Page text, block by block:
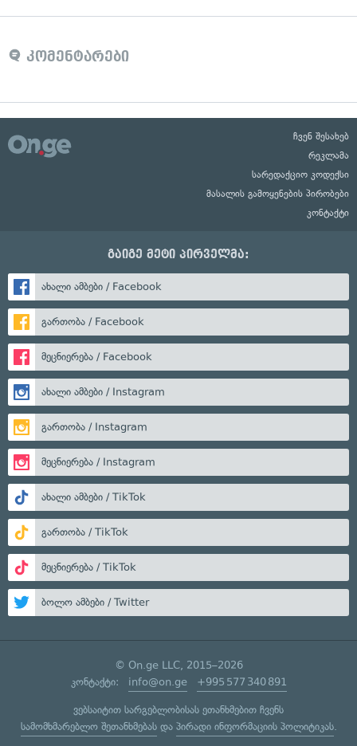
კომენტარები
ჩვენ შესახებ
რეკლამა
სარედაქციო კოდექსი
მასალის გამოყენების პირობები
კონტაქტი
გაიგე მეტი პირველმა:
ახალი ამბები / Facebook
გართობა / Facebook
მეცნიერება / Facebook
ახალი ამბები / Instagram
გართობა / Instagram
მეცნიერება / Instagram
ახალი ამბები / TikTok
გართობა / TikTok
მეცნიერება / TikTok
ბოლო ამბები / Twitter
© On.ge LLC, 2015–2026
კონტაქტი: info@on.ge +995 577 340 891
ვებსაიტით სარგებლობისას ეთანხმებით ჩვენს
სამომხმარებლო შეთანხმებასდა პირადი ინფორმაციის პოლიტიკას.